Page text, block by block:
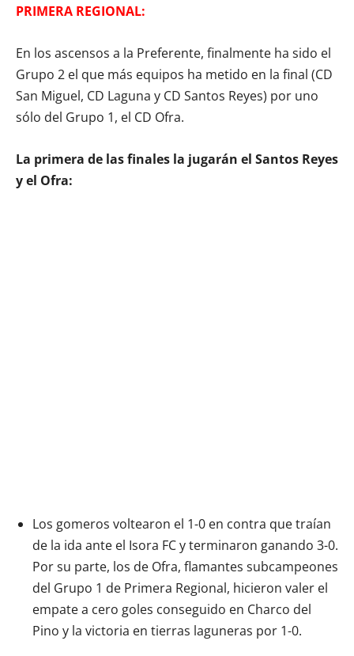
PRIMERA REGIONAL:
En los ascensos a la Preferente, finalmente ha sido el
Grupo 2 el que más equipos ha metido en la final (CD
San Miguel, CD Laguna y CD Santos Reyes) por uno
sólo del Grupo 1, el CD Ofra.
La primera de las finales la jugarán el Santos Reyes
y el Ofra:
Los gomeros voltearon el 1-0 en contra que traían
de la ida ante el Isora FC y terminaron ganando 3-0.
Por su parte, los de Ofra, flamantes subcampeones
del Grupo 1 de Primera Regional, hicieron valer el
empate a cero goles conseguido en Charco del
Pino y la victoria en tierras laguneras por 1-0.